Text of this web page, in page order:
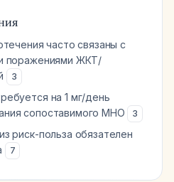
часто связаны с
поражениями ЖКТ/
3
на 1 мг/день
сопоставимого МНО
3
риск-польза обязателен
7